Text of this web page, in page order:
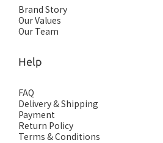
Brand Story
Our Values
Our Team
Help
FAQ
Delivery & Shipping
Payment
Return Policy
Terms & Conditions